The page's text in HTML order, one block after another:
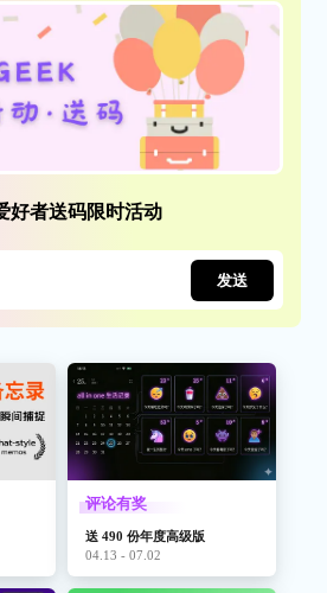
好者送码限时活动
发送
评论有奖
送 490 份年度高级版
04.13 - 07.02